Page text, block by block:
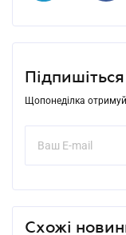
Щопонеділка
Схожі